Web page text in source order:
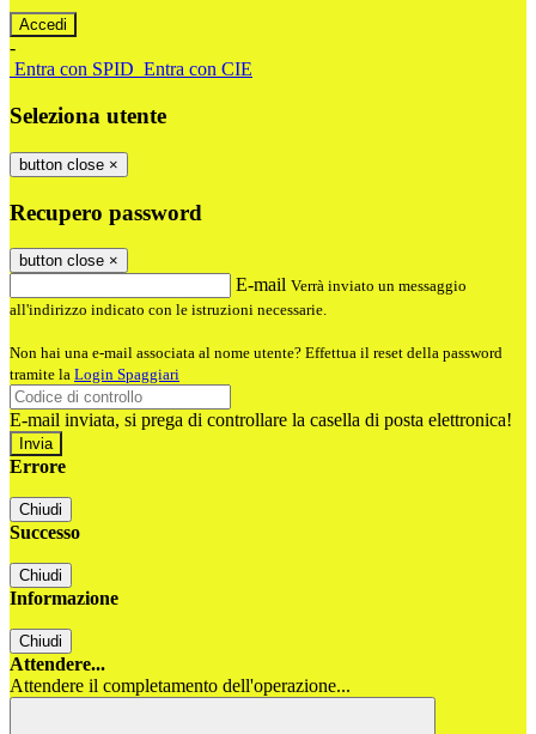
-
Entra con SPID Entra con CIE
Seleziona utente
button close ×
Recupero password
button close ×
E-mail Verrà inviato un messaggio
all'indirizzo indicato con le istruzioni necessarie.
Non hai una e-mail associata al nome utente? Effettua il reset della password
tramite la Login Spaggiari
E-mail inviata, si prega di controllare la casella di posta elettronica!
Errore
Chiudi
Successo
Chiudi
Informazione
Chiudi
Attendere...
Attendere il completamento dell'operazione...